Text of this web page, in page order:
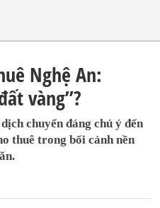
Nghệ An:
vàng”?
chuyển đáng chú ý đến
thuê trong bối cảnh nền